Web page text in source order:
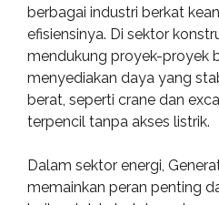
berbagai industri berkat
efisiensinya. Di sektor
mendukung proyek-proyek
menyediakan daya yang
berat, seperti crane dan
terpencil tanpa akses listrik.
Dalam sektor energi,
memainkan peran penting